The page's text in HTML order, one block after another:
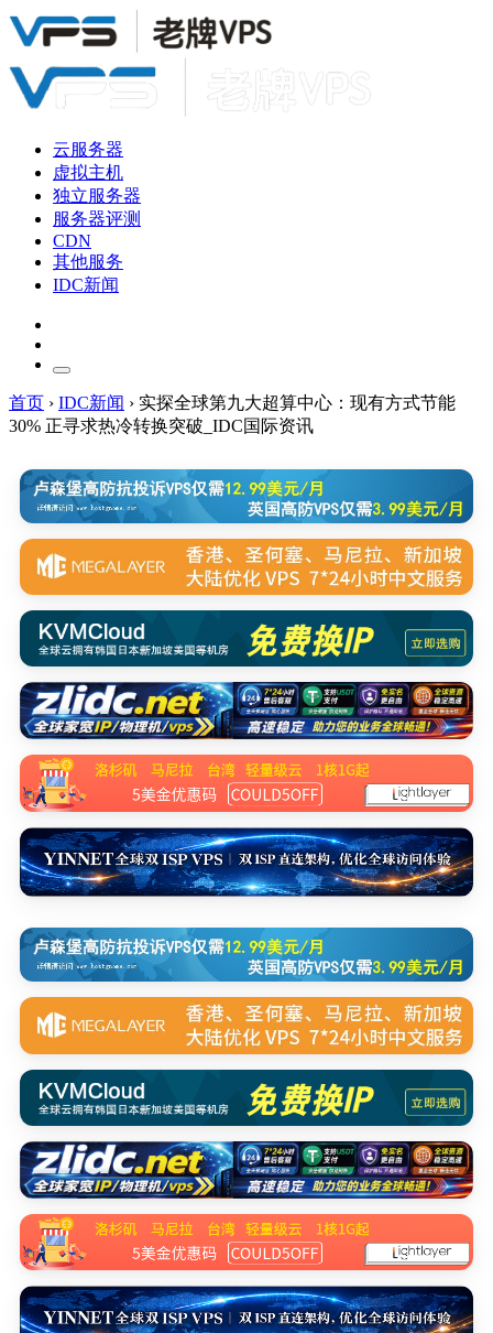
云服务器
虚拟主机
独立服务器
服务器评测
CDN
其他服务
IDC新闻
首页 › IDC新闻 › 实探全球第九大超算中心：现有方式节能
30% 正寻求热冷转换突破_IDC国际资讯